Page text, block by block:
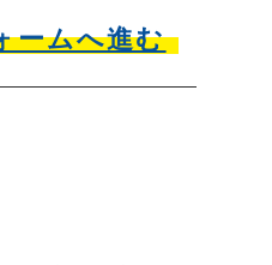
ームへ進む